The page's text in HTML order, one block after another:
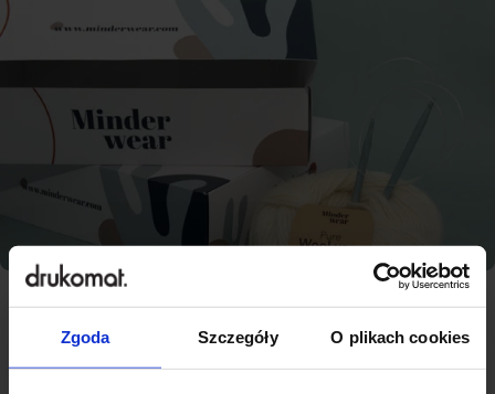
Zgoda Szczegóły O plikach cookies
Najlepsza jakość, konkurencyjne